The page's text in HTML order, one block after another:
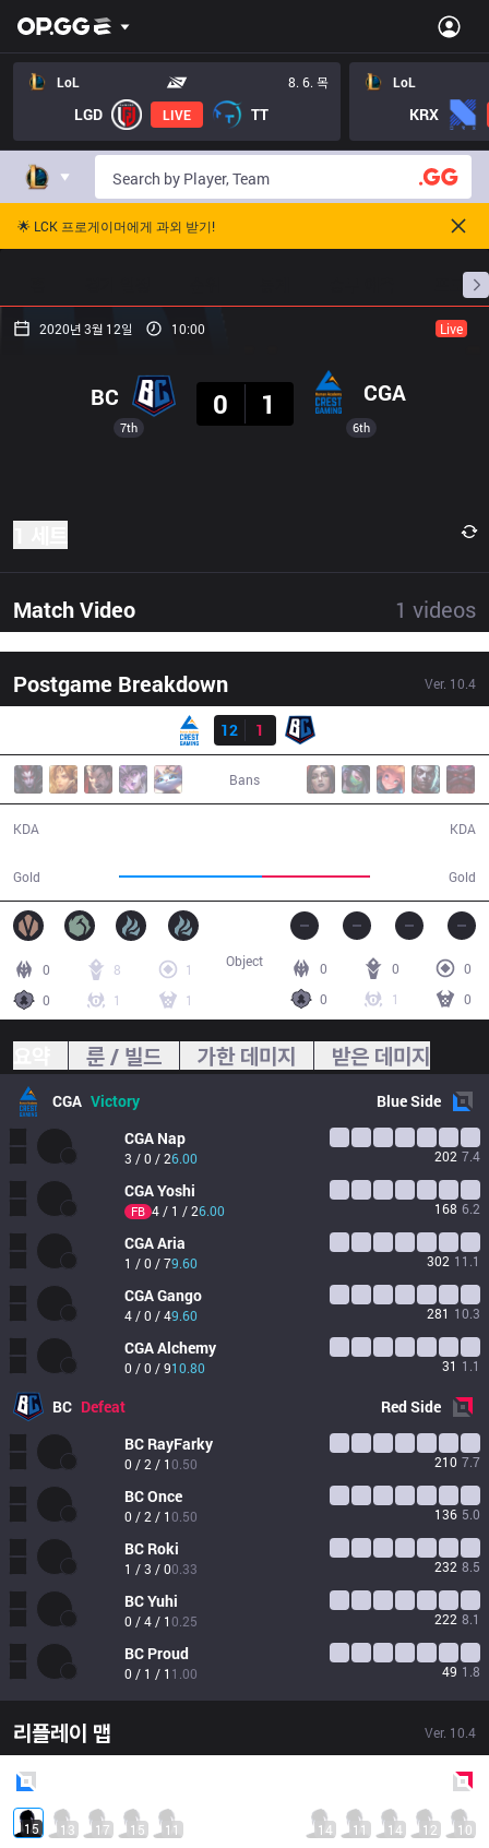
LoL 8. 6. 목
LGD LIVE TT
LoL
KRX
🌟 LCK 프로게이머에게 과외 받기!
프로빌
2020년 3월 12일 10:00 Live
7th
BC
0
1 CGA
6th
Match Video 1 videos
Postgame Breakdown Ver. 10.4
12
1
Bans
KDA
Gold Gold
KDA
0 8
1
0
1 1
0 0
0
0
1 0
Object
룬 / 빌드 가한 데미지 받은 데미지
CGA Victory BlueSide
CGA Nap
3 / 0 / 26.00 202 7.4
CGAYoshi
FB 4 / 1 / 26.00 168 6.2
CGAAria
1 / 0 / 79.60 302 11.1
CGAGango
4 / 0 / 49.60 281 10.3
CGAAlchemy
0 / 0 / 910.80 31 1.1
BC Defeat RedSide
BC RayFarky
0 / 2 / 10.50 210 7.7
BCOnce
0 / 2 / 10.50 136 5.0
BC Roki
1 / 3 / 00.33 232 8.5
BCYuhi
0 / 4 / 10.25 222 8.1
BC Proud
0 / 1 / 1 1.00 49 1.8
리플레이 맵 Ver. 10.4
15 13 17 15 11 14 11 14 12 10